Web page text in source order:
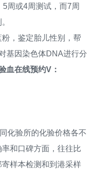
或4周测试，而7周
，鉴定胎儿性别，帮
基因染色体DNA进行分
血在线预约V：
验所的化验价格各不
和口碑方面，往往比
样本检测和到港采样